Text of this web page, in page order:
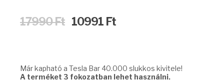
17990Ft Original
10991 FtCurrent
Már kapható a Tesla Bar 40.000 slukkos kivitele!
A terméket 3 fokozatban lehet használni.